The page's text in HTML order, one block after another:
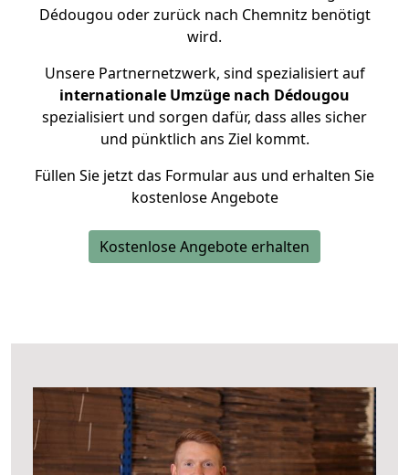
Dédougou oder zurück nach Chemnitz benötigt
wird.
Unsere Partnernetzwerk, sind spezialisiert auf
internationale Umzüge nach Dédougou
spezialisiert und sorgen dafür, dass alles sicher
und pünktlich ans Ziel kommt.
Füllen Sie jetzt das Formular aus und erhalten Sie
kostenlose Angebote
Kostenlose Angebote erhalten